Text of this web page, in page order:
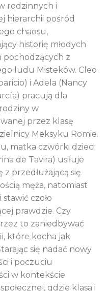
rodzinnych i
hierarchii pośród
chaosu,
historię młodych
pochodzących z
ludu Misteków. Cleo
i Adela (Nancy
pracują dla
w
przez klasę
Meksyku Romie.
matka czwórki dzieci
de Tavira) usiłuje
z przedłużającą się
męża, natomiast
stawić czoło
prawdzie. Czy
to zaniedbywać
które kocha jak
się nadać nowy
i poczuciu
w kontekście
gdzie klasa i